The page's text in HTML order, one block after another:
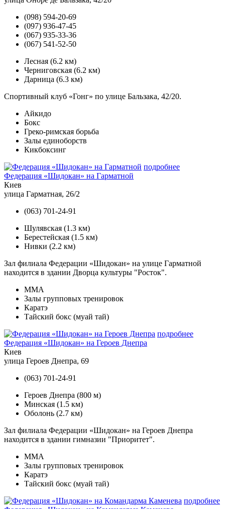
(098) 594-20-69
(097) 936-47-45
(067) 935-33-36
(067) 541-52-50
Лесная (6.2 км)
Черниговская (6.2 км)
Дарница (6.3 км)
Спортивный клуб «Гонг» по улице Бальзака, 42/20.
Айкидо
Бокс
Греко-римская борьба
Залы единоборств
Кикбоксинг
подробнее
Федерация «Шидокан» на Гарматной
Киев
улица Гарматная, 26/2
(063) 701-24-91
Шулявская (1.3 км)
Берестейская (1.5 км)
Нивки (2.2 км)
Зал филиала Федерации «Шидокан» на улице Гарматной
находится в здании Дворца культуры "Росток".
MMA
Залы групповых тренировок
Каратэ
Тайский бокс (муай тай)
подробнее
Федерация «Шидокан» на Героев Днепра
Киев
улица Героев Днепра, 69
(063) 701-24-91
Героев Днепра (800 м)
Минская (1.5 км)
Оболонь (2.7 км)
Зал филиала Федерации «Шидокан» на Героев Днепра
находится в здании гимназии "Приоритет".
MMA
Залы групповых тренировок
Каратэ
Тайский бокс (муай тай)
подробнее